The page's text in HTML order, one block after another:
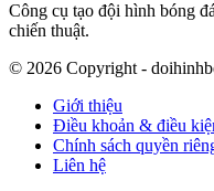
Công cụ tạo đội hình bóng
chiến thuật.
© 2026 Copyright -
Giới thiệu
Điều khoản & điều
Chính sách quyền
Liên hệ